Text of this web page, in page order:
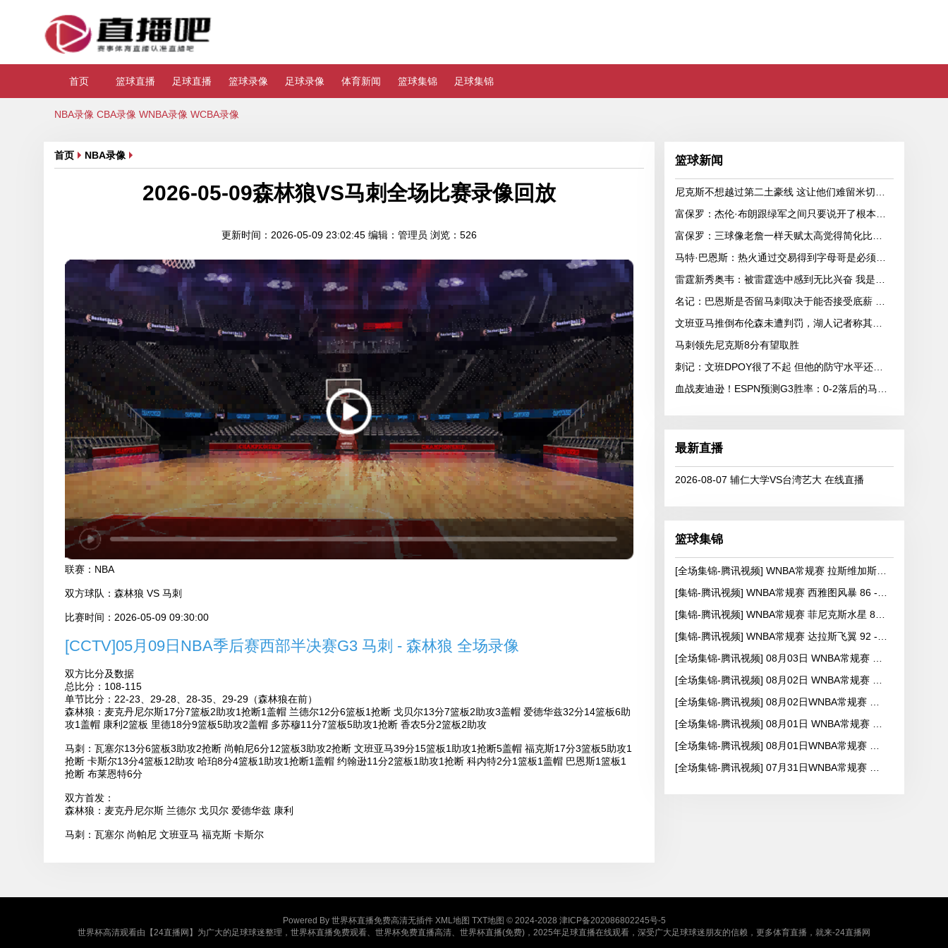
首页 篮球直播 足球直播 篮球录像 足球录像 体育新闻 篮球集锦 足球集锦
NBA录像 CBA录像 WNBA录像 WCBA录像
首页 NBA录像
2026-05-09森林狼VS马刺全场比赛录像回放
更新时间：2026-05-09 23:02:45 编辑：管理员 浏览：526
联赛： NBA
双方球队： 森林狼 VS 马刺
比赛时间： 2026-05-09 09:30:00
[CCTV]05月09日NBA季后赛西部半决赛G3 马刺 - 森林狼 全场录像
双方比分及数据
总比分：108-115
单节比分：22-23、29-28、28-35、29-29（森林狼在前）
森林狼：麦克丹尼尔斯17分7篮板2助攻1抢断1盖帽 兰德尔12分6篮板1抢断 戈贝尔13分7篮板2助攻3盖帽 爱德华兹32分14篮板6助
攻1盖帽 康利2篮板 里德18分9篮板5助攻2盖帽 多苏穆11分7篮板5助攻1抢断 香农5分2篮板2助攻
马刺：瓦塞尔13分6篮板3助攻2抢断 尚帕尼6分12篮板3助攻2抢断 文班亚马39分15篮板1助攻1抢断5盖帽 福克斯17分3篮板5助攻1
抢断 卡斯尔13分4篮板12助攻 哈珀8分4篮板1助攻1抢断1盖帽 约翰逊11分2篮板1助攻1抢断 科内特2分1篮板1盖帽 巴恩斯1篮板1
抢断 布莱恩特6分
双方首发：
森林狼：麦克丹尼尔斯 兰德尔 戈贝尔 爱德华兹 康利
马刺：瓦塞尔 尚帕尼 文班亚马 福克斯 卡斯尔
篮球新闻
马刺领先尼克斯8分有望取胜
最新直播
2026-08-07 辅仁大学VS台湾艺大 在线直播
篮球集锦
Powered By 世界杯直播免费高清无插件 XML地图 TXT地图 © 2024-2028 津ICP备202086802245号-5
世界杯高清观看由【24直播网】为广大的足球球迷整理，世界杯直播免费观看、世界杯免费直播高清、世界杯直播(免费)，2025年足球直播在线观看，深受广大足球球迷朋友的信赖，更多体育直播，就来-24直播网